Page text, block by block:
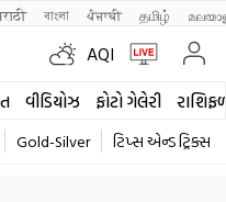
বাংলা ਪੰਜਾਬੀ தமிழ்
AQI
વીડિયોઝ ફોટો ગેલેરી
Gold-Silver ટિપ્સ એન્ડ ટ્રિક્સ